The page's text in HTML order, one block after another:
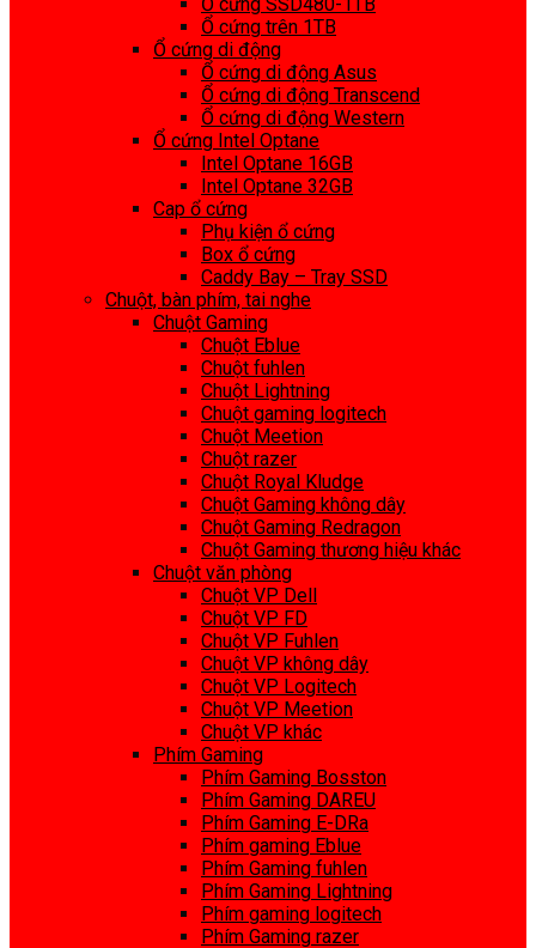
Ổ cứng trên 1TB
Ổ cứng di động
Ổ cứng di động Asus
Ổ cứng di động Transcend
Ổ cứng di động Western
Ổ cứng Intel Optane
Intel Optane 16GB
Intel Optane 32GB
Cap ổ cứng
Phụ kiện ổ cứng
Box ổ cứng
Caddy Bay – Tray SSD
Chuột, bàn phím, tai nghe
Chuột Gaming
Chuột Eblue
Chuột fuhlen
Chuột Lightning
Chuột gaming logitech
Chuột Meetion
Chuột razer
Chuột Royal Kludge
Chuột Gaming không dây
Chuột Gaming Redragon
Chuột Gaming thương hiệu khác
Chuột văn phòng
Chuột VP Dell
Chuột VP FD
Chuột VP Fuhlen
Chuột VP không dây
Chuột VP Logitech
Chuột VP Meetion
Chuột VP khác
Phím Gaming
Phím Gaming Bosston
Phím Gaming DAREU
Phím Gaming E-DRa
Phím gaming Eblue
Phím Gaming fuhlen
Phím Gaming Lightning
Phím gaming logitech
Phím Gaming razer